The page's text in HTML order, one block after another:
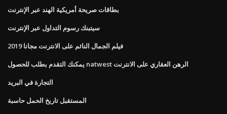
بطاقات صريحة أمريكية الهند عبر الإنترنت
سيتبنك رسوم التداول عبر الإنترنت
فيلم الجمال النائم على الانترنت مجانا 2019
يمكنك التقدم بطلب للحصول natwest الرهن العقاري على الانترنت
التجارة في البريد
المستقبل تاريخ الحمل حاسبة